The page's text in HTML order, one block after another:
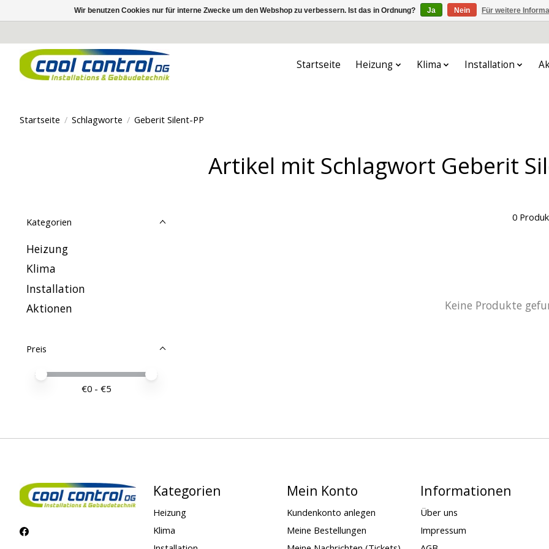
Startseite Heizung Klima Installation
Startseite / Schlagworte / Geberit Silent-PP
Artikel mit Schlagwort Geberit
Kategorien
Heizung
Klima
Installation
Aktionen
Preis
Preis – Mindestwert
Price maximum value
€0 - €5
0
Keine Produkte
Kategorien
Heizung
Klima
Mein Konto
Kundenkonto anlegen
Meine Bestellungen
Informationen
Über uns
Impressum
Wir benutzen Cookies nur für interne Zwecke um den Webshop zu verbessern. Ist das in Ordnung? Ja Nein Für weitere